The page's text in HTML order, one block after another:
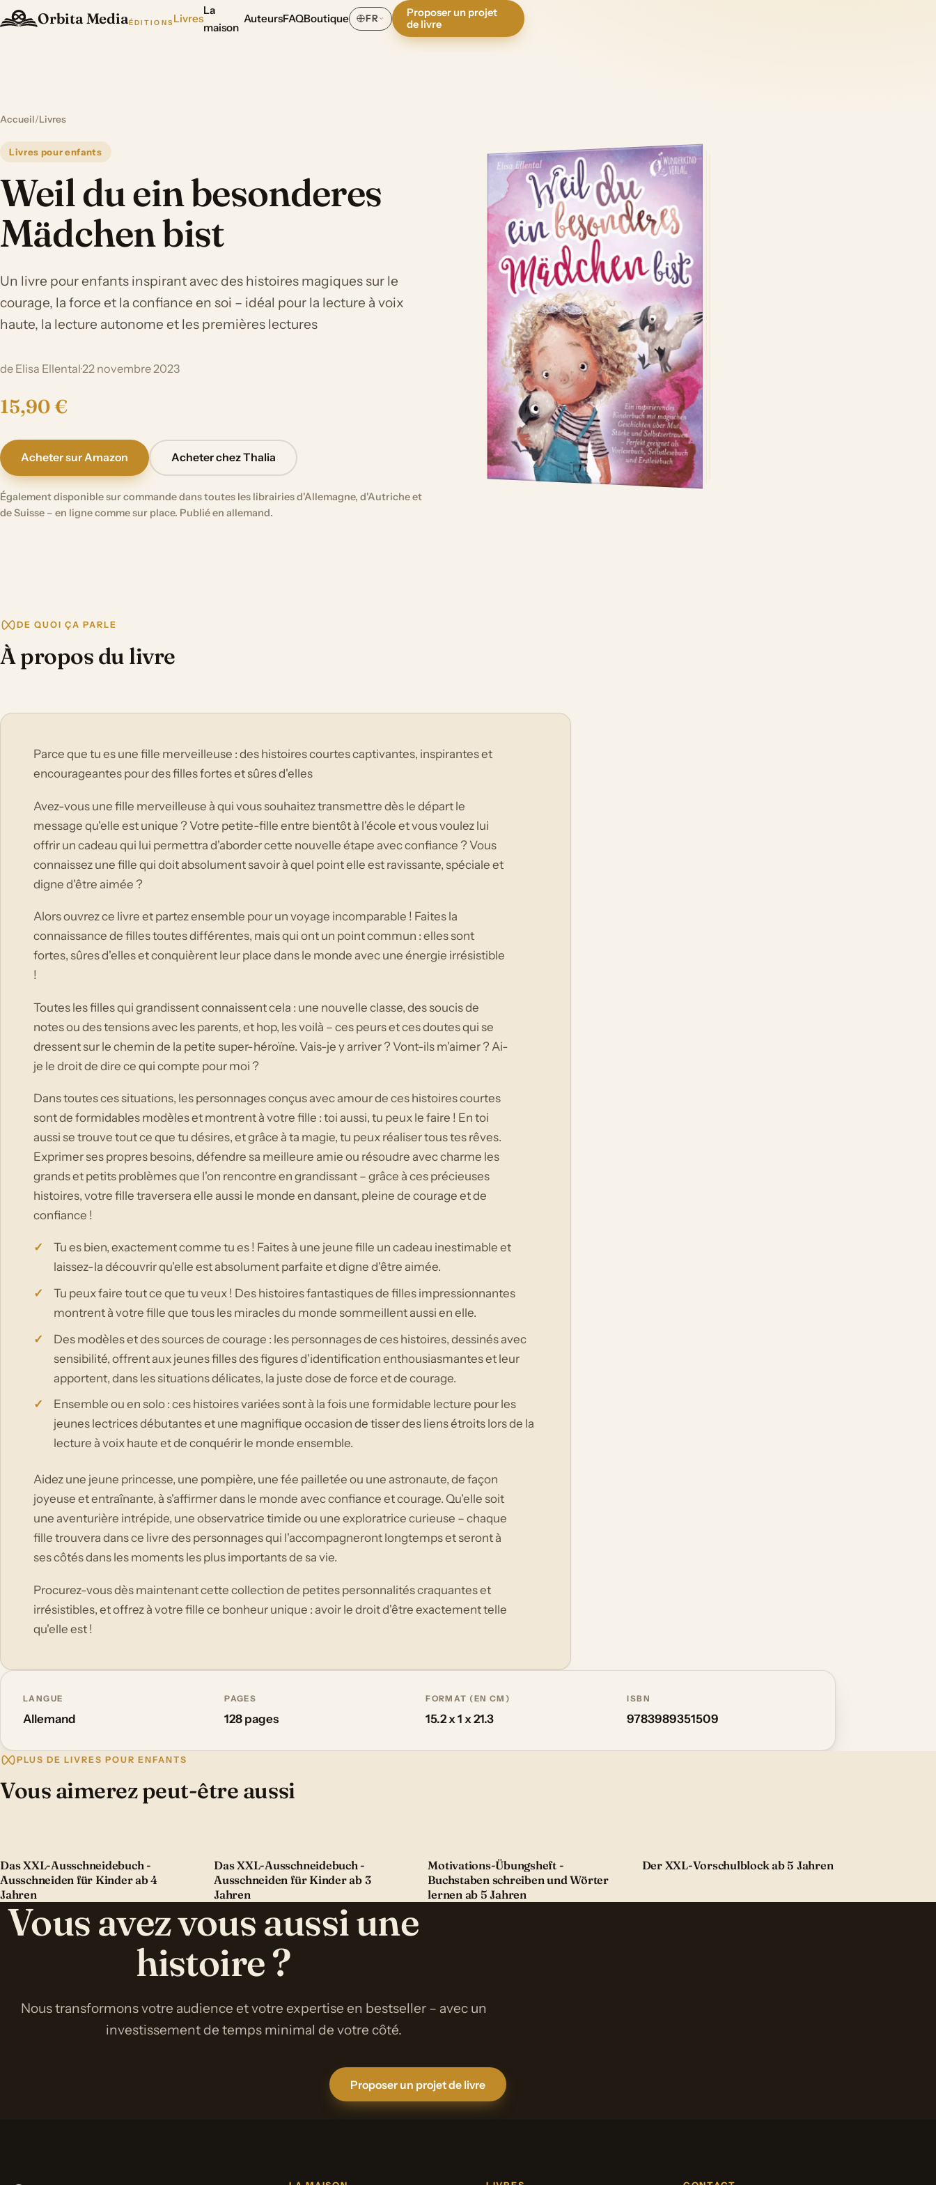
Orbita MediaÉDITIONS Livres
La
maison
AuteursFAQBoutique FR
Proposer un projet
de livre
Accueil/Livres
Livres pour enfants
Weil du ein besonderes
Mädchen bist
Un livre pour enfants inspirant avec des histoires magiques sur le
courage, la force et la confiance en soi – idéal pour la lecture à voix
haute, la lecture autonome et les premières lectures
de Elisa Ellental·22 novembre 2023
15,90 €
Acheter sur Amazon Acheter chez Thalia
Également disponible sur commande dans toutes les librairies d'Allemagne, d'Autriche et
de Suisse – en ligne comme sur place. Publié en allemand.
DE QUOI ÇA PARLE
À propos du livre
Parce que tu es une fille merveilleuse : des histoires courtes captivantes, inspirantes et
encourageantes pour des filles fortes et sûres d'elles
Avez-vous une fille merveilleuse à qui vous souhaitez transmettre dès le départ le
message qu'elle est unique ? Votre petite-fille entre bientôt à l'école et vous voulez lui
offrir un cadeau qui lui permettra d'aborder cette nouvelle étape avec confiance ? Vous
connaissez une fille qui doit absolument savoir à quel point elle est ravissante, spéciale et
digne d'être aimée ?
Alors ouvrez ce livre et partez ensemble pour un voyage incomparable ! Faites la
connaissance de filles toutes différentes, mais qui ont un point commun : elles sont
fortes, sûres d'elles et conquièrent leur place dans le monde avec une énergie irrésistible
!
Toutes les filles qui grandissent connaissent cela : une nouvelle classe, des soucis de
notes ou des tensions avec les parents, et hop, les voilà – ces peurs et ces doutes qui se
dressent sur le chemin de la petite super-héroïne. Vais-je y arriver ? Vont-ils m'aimer ? Ai-
je le droit de dire ce qui compte pour moi ?
Dans toutes ces situations, les personnages conçus avec amour de ces histoires courtes
sont de formidables modèles et montrent à votre fille : toi aussi, tu peux le faire ! En toi
aussi se trouve tout ce que tu désires, et grâce à ta magie, tu peux réaliser tous tes rêves.
Exprimer ses propres besoins, défendre sa meilleure amie ou résoudre avec charme les
grands et petits problèmes que l'on rencontre en grandissant – grâce à ces précieuses
histoires, votre fille traversera elle aussi le monde en dansant, pleine de courage et de
confiance !
Tu es bien, exactement comme tu es ! Faites à une jeune fille un cadeau inestimable et
laissez-la découvrir qu'elle est absolument parfaite et digne d'être aimée.
Tu peux faire tout ce que tu veux ! Des histoires fantastiques de filles impressionnantes
montrent à votre fille que tous les miracles du monde sommeillent aussi en elle.
Des modèles et des sources de courage : les personnages de ces histoires, dessinés avec
sensibilité, offrent aux jeunes filles des figures d'identification enthousiasmantes et leur
apportent, dans les situations délicates, la juste dose de force et de courage.
Ensemble ou en solo : ces histoires variées sont à la fois une formidable lecture pour les
jeunes lectrices débutantes et une magnifique occasion de tisser des liens étroits lors de la
lecture à voix haute et de conquérir le monde ensemble.
Aidez une jeune princesse, une pompière, une fée pailletée ou une astronaute, de façon
joyeuse et entraînante, à s'affirmer dans le monde avec confiance et courage. Qu'elle soit
une aventurière intrépide, une observatrice timide ou une exploratrice curieuse – chaque
fille trouvera dans ce livre des personnages qui l'accompagneront longtemps et seront à
ses côtés dans les moments les plus importants de sa vie.
Procurez-vous dès maintenant cette collection de petites personnalités craquantes et
irrésistibles, et offrez à votre fille ce bonheur unique : avoir le droit d'être exactement telle
qu'elle est !
LANGUE
Allemand
PAGES
128 pages
FORMAT (EN CM)
15.2 x 1 x 21.3
ISBN
9783989351509
PLUS DE LIVRES POUR ENFANTS
Vous aimerez peut-être aussi
Das XXL-Ausschneidebuch -
Ausschneiden für Kinder ab 4
Jahren
Das XXL-Ausschneidebuch -
Ausschneiden für Kinder ab 3
Jahren
Motivations-Übungsheft -
Buchstaben schreiben und Wörter
lernen ab 5 Jahren
Der XXL-Vorschulblock ab 5 Jahren
Vous avez vous aussi une
histoire ?
Nous transformons votre audience et votre expertise en bestseller – avec un
investissement de temps minimal de votre côté.
Proposer un projet de livre